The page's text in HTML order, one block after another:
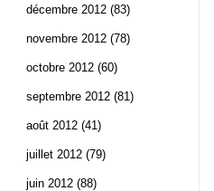
décembre 2012 (83)
novembre 2012 (78)
octobre 2012 (60)
septembre 2012 (81)
août 2012 (41)
juillet 2012 (79)
juin 2012 (88)